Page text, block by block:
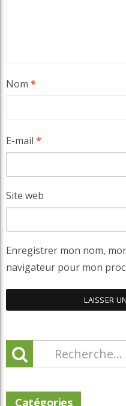
Nom *
E-mail *
Site web
Enregistrer mon nom,
navigateur pour mon
Catégories